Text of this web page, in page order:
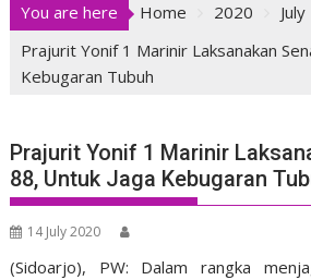
You are here Home 2020 July
Prajurit Yonif 1 Marinir Laksanakan
Kebugaran Tubuh
Prajurit Yonif 1 Marinir
88, Untuk Jaga Kebugaran
14 July 2020
(Sidoarjo), PW: Dalam rangka